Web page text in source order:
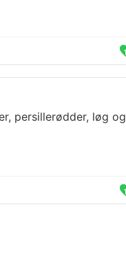
persillerødder, løg og